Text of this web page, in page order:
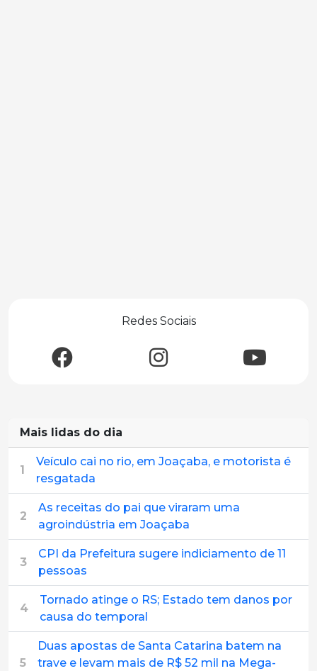
Redes Sociais
Mais lidas do dia
1
Veículo cai no rio, em Joaçaba, e motorista é
resgatada
2
As receitas do pai que viraram uma
agroindústria em Joaçaba
3
CPI da Prefeitura sugere indiciamento de 11
pessoas
4
Tornado atinge o RS; Estado tem danos por
causa do temporal
5
Duas apostas de Santa Catarina batem na
trave e levam mais de R$ 52 mil na Mega-